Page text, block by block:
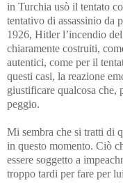
in Turchia usò il tentato
tentativo di assassinio da
1926, Hitler l’incendio
chiaramente costruiti,
autentici, come per il
questi casi, la reazione
giustificare qualcosa che,
peggio.
Mi sembra che si tratti di
in questo momento. Ciò
essere soggetto a
troppo tardi per fare per